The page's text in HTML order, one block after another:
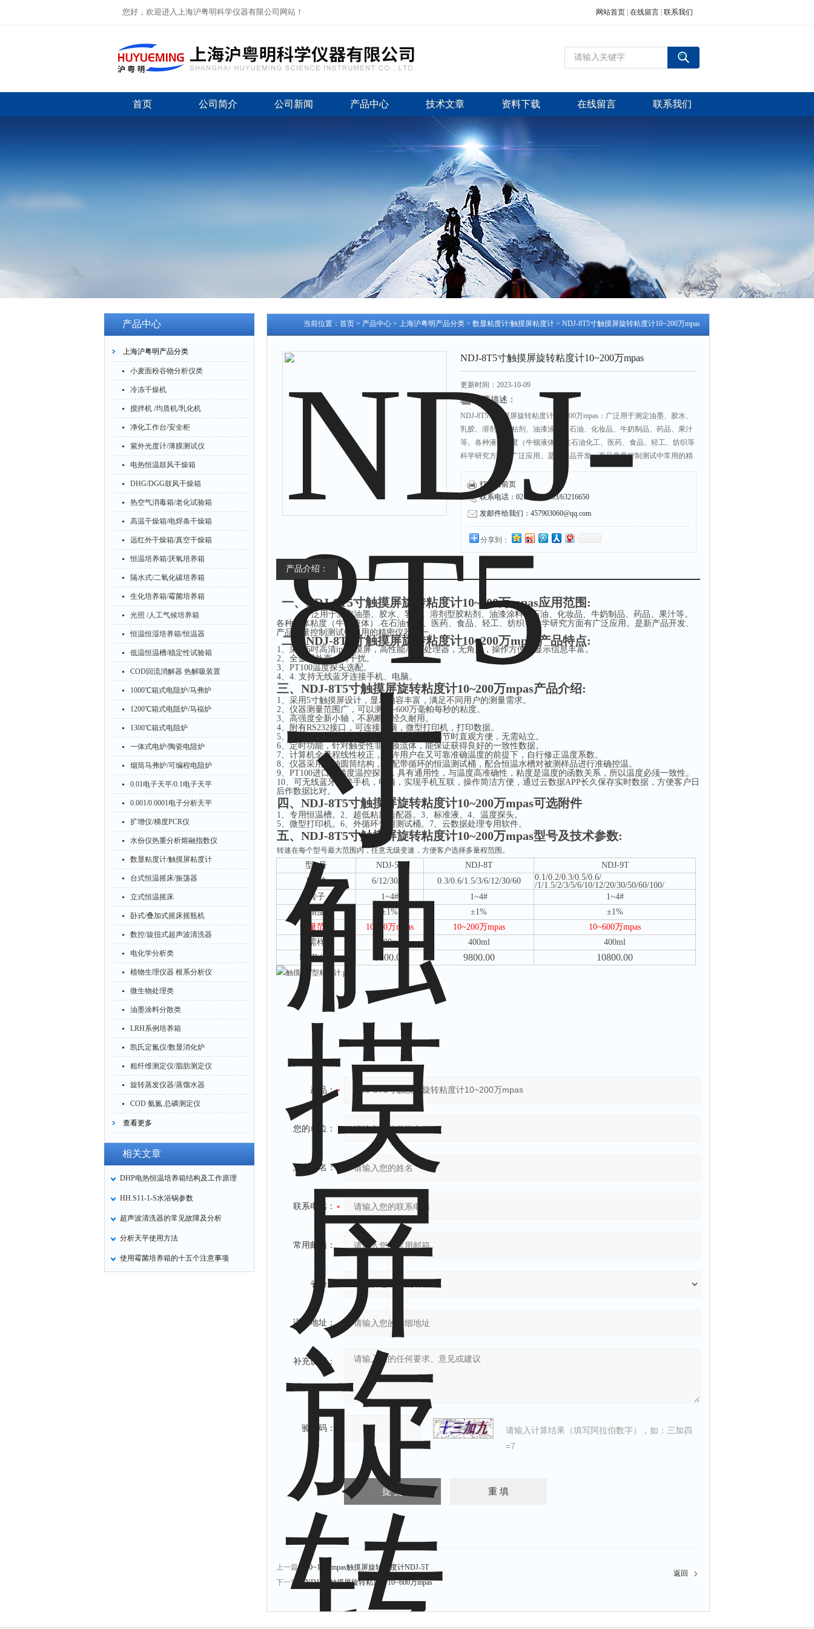
您好，欢迎进入上海沪粤明科学仪器有限公司网站！ 网站首页 在线留言 联系我们
首页 公司简介 公司新闻 产品中心 技术文章 资料下载 在线留言 联系我们
产品中心
上海沪粤明产品分类
小麦面粉谷物分析仪类
冷冻干燥机
搅拌机 /均质机/乳化机
净化工作台/安全柜
紫外光度计/薄膜测试仪
电热恒温鼓风干燥箱
DHG/DGG鼓风干燥箱
热空气消毒箱/老化试验箱
高温干燥箱/电焊条干燥箱
远红外干燥箱/真空干燥箱
恒温培养箱/厌氧培养箱
隔水式/二氧化碳培养箱
生化培养箱/霉菌培养箱
光照 /人工气候培养箱
恒温恒湿培养箱/恒温器
低温恒温槽/稳定性试验箱
COD回流消解器 热解吸装置
1000℃箱式电阻炉/马弗炉
1200℃箱式电阻炉/马福炉
1300℃箱式电阻炉
一体式电炉/陶瓷电阻炉
烟筒马弗炉/可编程电阻炉
0.01电子天平/0.1电子天平
0.001/0.0001电子分析天平
扩增仪/梯度PCR仪
水份仪热重分析熔融指数仪
数显粘度计/触摸屏粘度计
台式恒温摇床/振荡器
立式恒温摇床
卧式/叠加式摇床摇瓶机
数控/旋扭式超声波清洗器
电化学分析类
植物生理仪器 根系分析仪
微生物处理类
油墨涂料分散类
LRH系例培养箱
凯氏定氮仪/数显消化炉
粗纤维测定仪/脂肪测定仪
旋转蒸发仪器/蒸馏水器
COD 氨氮 总磷测定仪
查看更多
相关文章
DHP电热恒温培养箱结构及工作原理
HH.S11-1-S水浴锅参数
超声波清洗器的常见故障及分析
分析天平使用方法
使用霉菌培养箱的十五个注意事项
当前位置： 首页 > 产品中心 > 上海沪粤明产品分类 > 数显粘度计/触摸屏粘度计 > NDJ-8T5寸触摸屏旋转粘度计10~200万mpas
NDJ-8T5寸触摸屏旋转粘度计10~200万mpas
更新时间：2023-10-09
简要描述：
NDJ-8T5寸触摸屏旋转粘度计10~200万mpas：广泛用于测定油墨、胶水、
乳胶、溶剂型胶粘剂、油漆涂料、石油、化妆品、牛奶制品、药品、果汁
等。各种液体粘度（牛顿液体）.在石油化工、医药、食品、轻工、纺织等
科学研究方面有广泛应用。是新产品开发、产品质量控制测试中常用的精
密仪器之一。
打印当前页
联系电话：021-53751203/63216650
发邮件给我们：457903060@qq.com
分享到：
产品介绍：
一、NDJ-8T5寸触摸屏旋转粘度计10~200万mpas应用范围:
广泛用于测定油墨、胶水、乳胶、溶剂型胶粘剂、油漆涂料、石油、化妆品、牛奶制品、药品、果汁等。
各种液体粘度 （牛顿液体） .在石油化工、医药、食品、轻工、纺织等科学研究方面有广泛应用。是新产品开发、
产品质量控制测试中
常用的精密仪器之一。
二、NDJ-8T5寸触摸屏旋转粘度计10~200万mpas 产品特点:
1、 采用 5吋高清ips 触摸屏，高性能ARM处理器，无角度，操作方便，显示信息丰富。
2、 全金属外壳，防干扰。
3、 PT100温度探头选配。
4、 4. 支持无线蓝牙连接手机、电脑。
三、 NDJ-8T5寸触摸屏旋转粘度计10~200万mpas产品介绍:
1、 采用5寸触摸屏设计，显示内容丰富，满足不同用户的测量需求。
2、 仪器测量范围广，可以测 10~600万毫帕每秒的粘度。
3、 高强度全新小轴，不易断，经久耐用。
4、 附有RS232接口，可连接电脑，微型打印机，打印数据。
5、
一起采用最新的前置式水平仪，在水平调节时直观方便，无需站立。
6、定时功能，针对触变性非牛顿流体，能保证获得良好的一致性数据。
7、 计算机全量程线性校正，允许用户在又可靠准确温度的前提下，自行修正温度系数。
8、 仪器采用同轴圆筒结构，选配带循环的恒温测试桶，配合恒温水槽对被测样品进行准确控温。
9、 PT100进口高精度温控探头，具有通用性，与温度高准确性，粘度是温度的函数关系，所以温度必须一致性。
10、 可无线蓝牙连接手机，电脑，实现手机互联，操作简洁方便，通过云数据APP长久保存实时数据，方便客户日
后作数据比对。
四、 NDJ-8T5寸触摸屏旋转粘度计10~200万mpas可选附件
1、 专用恒温槽。 2、 超低粘度适配器。 3、 标准液。 4、 温度探头。
5、 微型打印机。 6、 外循环专用测试桶。 7、 云数据处理专用软件。
五、 NDJ-8T5寸触摸屏旋转粘度计10~200万mpas型号及技术参数:
转速在每个型号最大范围内，任意无级变速，方便客户选择多量程范围。
型 号 NDJ-5T NDJ-8T NDJ-9T
转 速 6/12/30/60 0.3/0.6/1.5/3/6/12/30/60
0.1/0.2/0.3/0.5/0.6/
/1/1.5/2/3/5/6/10/12/20/30/50/60/100/
转子
1~4# 1~4#
1~4#
精度
±1% ±1% ±1%
测量范围
10~10万mpas 10~200万mpas 10~600万mpas
所需样品
400ml 400ml
400ml
RMB (元 ) 8800.00 9800.00 10800.00
产品：
您的单位：
您的姓名：
联系电话：
常用邮箱：
省份：
详细地址：
补充说明：
验证码：
请输入计算结果（填写阿拉伯数字），如：三加四
=7
上一篇：
10~10万mpas触摸屏旋转粘度计NDJ-5T
下一篇：NDJ-9T触摸屏旋转粘度计10~600万mpas
返回